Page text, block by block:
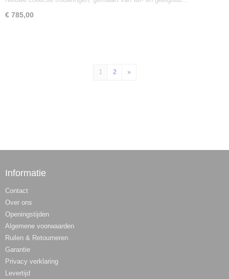
€ 785,00
1 2 »
Informatie
Contact
Over ons
Openingstijden
Algemene voorwaarden
Ruilen & Retourneren
Garantie
Privacy verklaring
Levertijd